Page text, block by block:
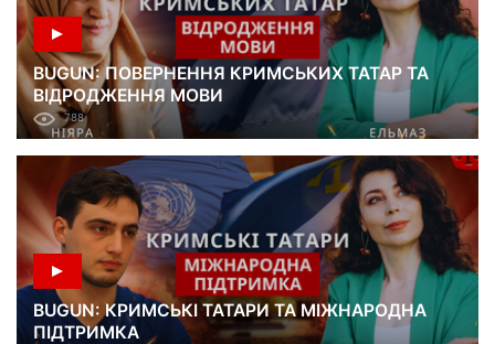
BUGUN: ПОВЕРНЕННЯ КРИМСЬКИХ ТАТАР ТА
ВІДРОДЖЕННЯ МОВИ
788
BUGUN: КРИМСЬКІ ТАТАРИ ТА МІЖНАРОДНА
ПІДТРИМКА